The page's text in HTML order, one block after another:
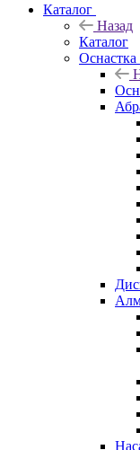
Каталог
Назад
Каталог
Оснастка